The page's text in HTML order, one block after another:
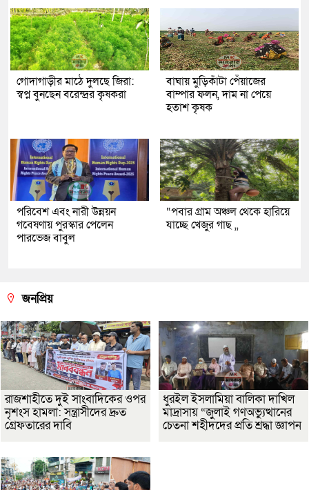
গোদাগাড়ীর মাঠে দুলছে জিরা:
স্বপ্ন বুনছেন বরেন্দ্রর কৃষকরা
বাঘায় মুড়িকাঁটা পেঁয়াজের
বাম্পার ফলন, দাম না পেয়ে
হতাশ কৃষক
পরিবেশ এবং নারী উন্নয়ন
গবেষণায় পুরস্কার পেলেন
পারভেজ বাবুল
“পবার গ্রাম অঞ্চল থেকে হারিয়ে
যাচ্ছে খেজুর গাছ ,,
জনপ্রিয়
রাজশাহীতে দুই সাংবাদিকের ওপর
নৃশংস হামলা: সন্ত্রাসীদের দ্রুত
গ্রেফতারের দাবি
ধুরইল ইসলামিয়া বালিকা দাখিল
মাদ্রাসায় “জুলাই গণঅভ্যুত্থানের
চেতনা শহীদদের প্রতি শ্রদ্ধা জ্ঞাপন